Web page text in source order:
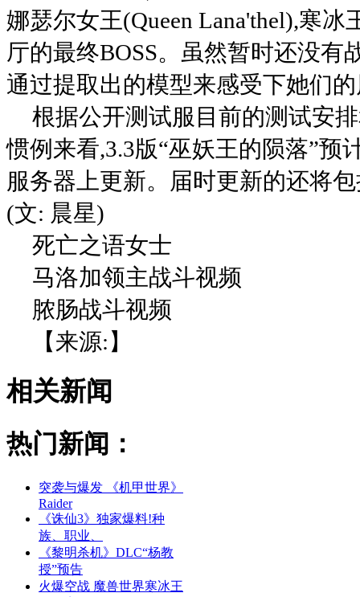
娜瑟尔女王(Queen Lana'thel),寒
厅的最终BOSS。虽然暂时还没有
通过提取出的模型来感受下她们
根据公开测试服目前的测试安
惯例来看,3.3版“巫妖王的陨落”预
服务器上更新。届时更新的还将
(文: 晨星)
死亡之语女士
马洛加领主战斗视频
脓肠战斗视频
【来源:】
相关新闻
热门新闻：
突袭与爆发 《机甲世界》
Raider
《诛仙3》独家爆料!种
族、职业、
《黎明杀机》DLC“杨教
授”预告
火爆空战 魔兽世界寒冰王